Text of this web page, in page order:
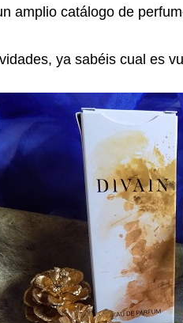
amplio catálogo de
ya sabéis cual es